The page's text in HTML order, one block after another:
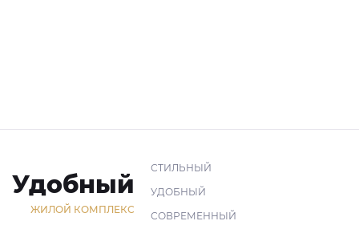
Удобный
ЖИЛОЙ КОМПЛЕКС
СТИЛЬНЫЙ
УДОБНЫЙ
СОВРЕМЕННЫЙ